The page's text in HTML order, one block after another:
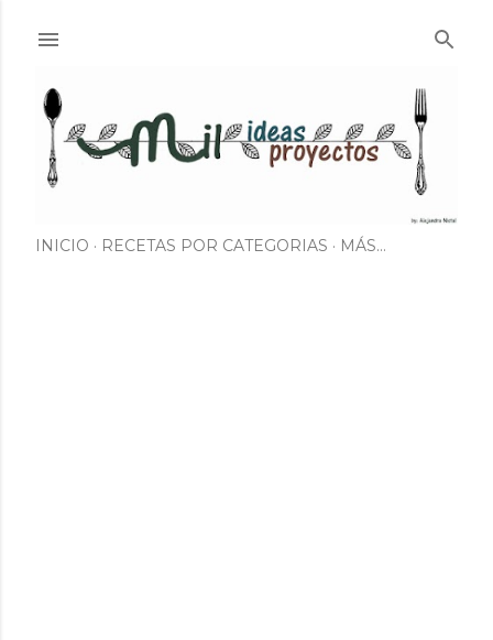
INICIO RECETAS POR CATEGORIAS MÁS…